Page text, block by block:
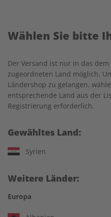
Ihr
Es befinden sich noch
Weiter
In jeder Ausgabe spannende
Wählen Sie bitte
Der Versand ist nur in das
zugeordneten Land möglich.
Ländershop zu gelangen,
entsprechende Land aus der
Registrierung erforderlich.
Gewähltes Land:
Syrien
Weitere Länder:
Europa